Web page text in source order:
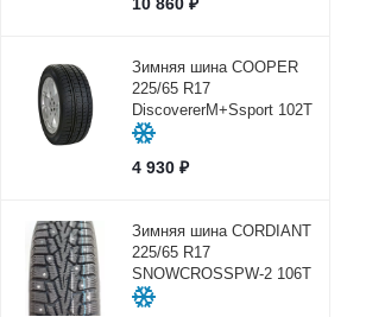
Зимняя шина COOPER
225/65 R17
DiscovererM+Ssport 102Т
4 930₽
Зимняя шина CORDIANT
225/65 R17
SNOWCROSSPW-2 106Т